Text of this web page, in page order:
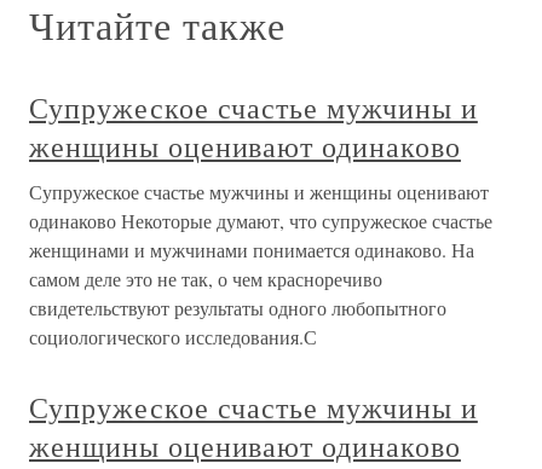
Читайте также
Супружеское счастье мужчины и
женщины оценивают одинаково
Супружеское счастье мужчины и женщины оценивают
одинаково Некоторые думают, что супружеское счастье
женщинами и мужчинами понимается одинаково. На
самом деле это не так, о чем красноречиво
свидетельствуют результаты одного любопытного
социологического исследования.С
Супружеское счастье мужчины и
женщины оценивают одинаково